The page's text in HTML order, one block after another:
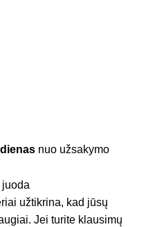
nuo užsakymo
užtikrina, kad jūsų
Jei turite klausimų